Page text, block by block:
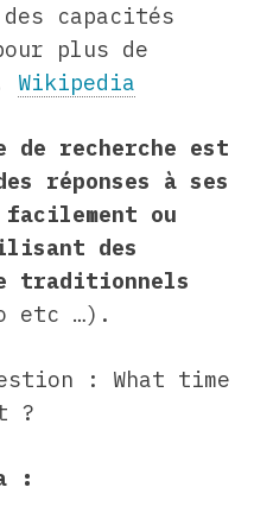
capacités
plus de
Wikipedia
de recherche est
réponses à ses
ou
des
traditionnels
etc …).
: What time
?
: